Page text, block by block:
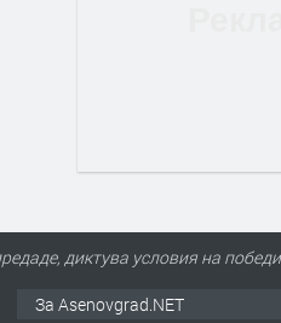
диктува условия на
За Asenovgrad.NET